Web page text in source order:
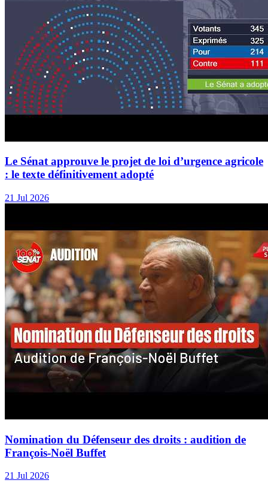
Le Sénat approuve le projet de loi d’urgence agricole
: le texte définitivement adopté
21 Jul 2026
Nomination du Défenseur des droits : audition de
François-Noël Buffet
21 Jul 2026